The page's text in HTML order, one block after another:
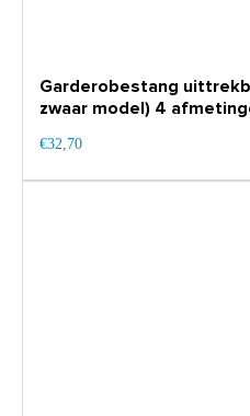
Garderobestang
zwaar model) 4
€32,70